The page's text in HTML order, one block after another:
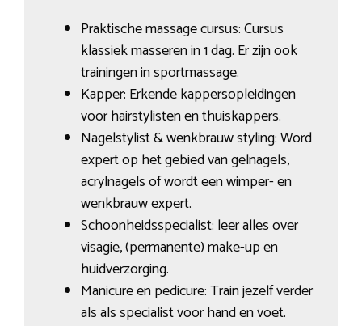
Praktische massage cursus: Cursus
klassiek masseren in 1 dag. Er zijn ook
trainingen in sportmassage.
Kapper: Erkende kappersopleidingen
voor hairstylisten en thuiskappers.
Nagelstylist & wenkbrauw styling: Word
expert op het gebied van gelnagels,
acrylnagels of wordt een wimper- en
wenkbrauw expert.
Schoonheidsspecialist: leer alles over
visagie, (permanente) make-up en
huidverzorging.
Manicure en pedicure: Train jezelf verder
als als specialist voor hand en voet.